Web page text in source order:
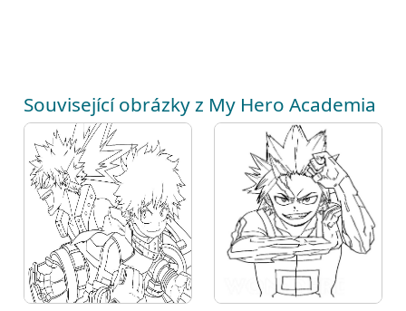
Související obrázky z My Hero Academia